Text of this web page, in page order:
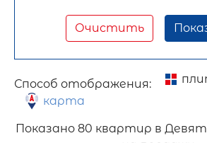
Очистить
Способ отображения:
карта
Показано 80 квартир в